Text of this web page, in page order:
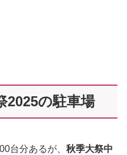
2025の駐車場
台分あるが、秋季大祭中